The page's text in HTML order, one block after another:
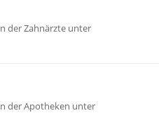
der Zahnärzte unter
der Apotheken unter